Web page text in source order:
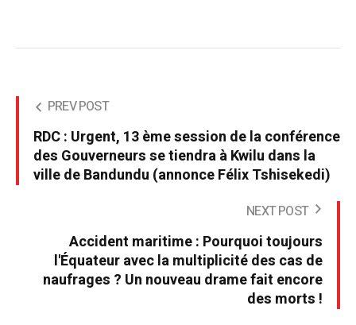
PREV POST
RDC : Urgent, 13 ème session de la conférence
des Gouverneurs se tiendra à Kwilu dans la
ville de Bandundu (annonce Félix Tshisekedi)
NEXT POST
Accident maritime : Pourquoi toujours
l'Équateur avec la multiplicité des cas de
naufrages ? Un nouveau drame fait encore
des morts !